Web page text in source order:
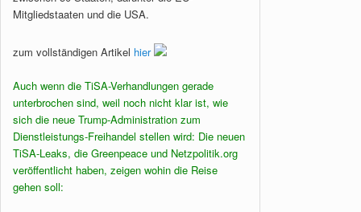
Mitgliedstaaten und die USA.
zum vollständigen Artikel hier
Auch wenn die TiSA-Verhandlungen gerade
unterbrochen sind, weil noch nicht klar ist, wie
sich die neue Trump-Administration zum
Dienstleistungs-Freihandel stellen wird: Die neuen
TiSA-Leaks, die Greenpeace und Netzpolitik.org
veröffentlicht haben, zeigen wohin die Reise
gehen soll: